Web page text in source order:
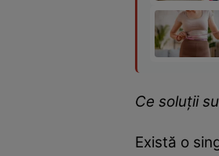
Ce soluții
Există o